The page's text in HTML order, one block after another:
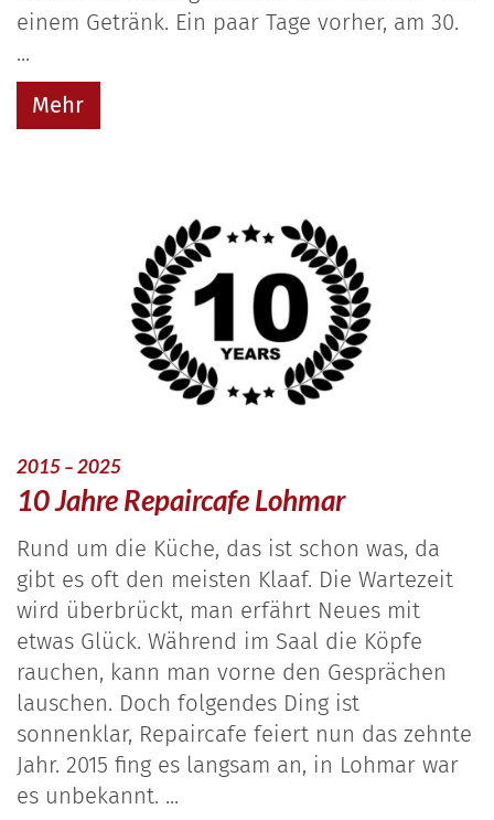
einem Getränk. Ein paar Tage vorher, am 30.
...
Mehr
2015 – 2025:
10 Jahre Repaircafe Lohmar
Rund um die Küche, das ist schon was, da
gibt es oft den meisten Klaaf. Die Wartezeit
wird überbrückt, man erfährt Neues mit
etwas Glück. Während im Saal die Köpfe
rauchen, kann man vorne den Gesprächen
lauschen. Doch folgendes Ding ist
sonnenklar, Repaircafe feiert nun das zehnte
Jahr. 2015 fing es langsam an, in Lohmar war
es unbekannt. ...